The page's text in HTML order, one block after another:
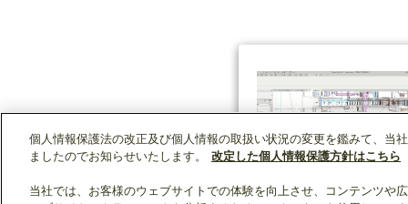
個人情報保護法の改正及び個人情報の取扱い状況の変更を鑑みて、当
ましたのでお知らせいたします。
改定した個人情報保護方針はこちら
当社では、お客様のウェブサイトでの体験を向上させ、コンテンツや